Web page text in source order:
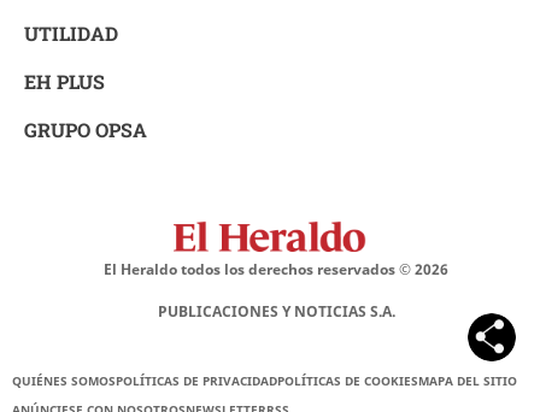
UTILIDAD
EH PLUS
GRUPO OPSA
El Heraldo todos los derechos reservados ©2026
PUBLICACIONES Y NOTICIAS S.A.
QUIÉNES SOMOSPOLÍTICAS DE PRIVACIDADPOLÍTICAS DE COOKIESMAPA DEL SITIO